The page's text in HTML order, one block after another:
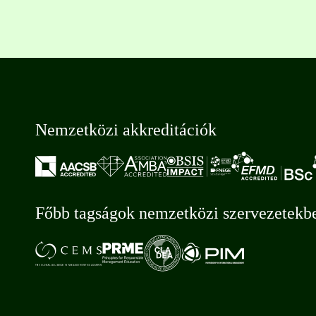
Nemzetközi akkreditációk
Főbb tagságok nemzetközi